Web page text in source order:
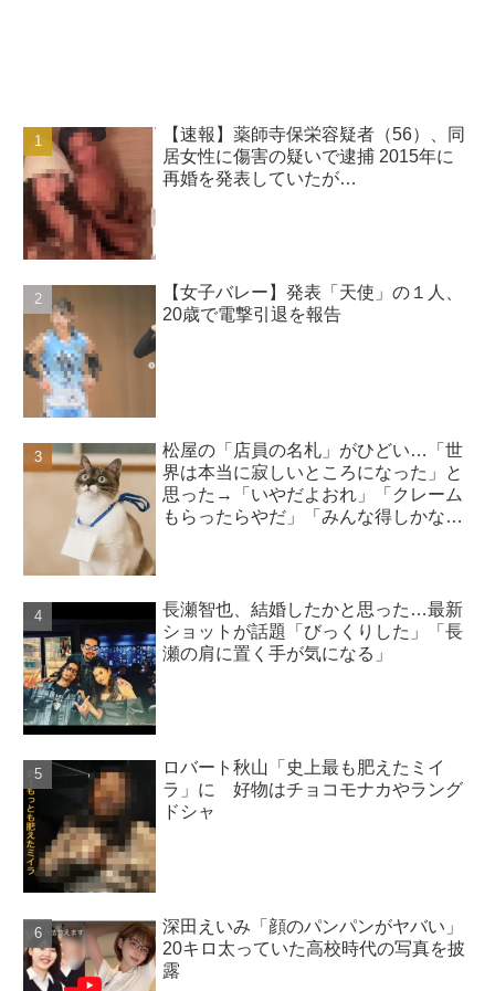
【速報】薬師寺保栄容疑者（56）、同
居女性に傷害の疑いで逮捕 2015年に
再婚を発表していたが…
【女子バレー】発表「天使」の１人、
20歳で電撃引退を報告
松屋の「店員の名札」がひどい…「世
界は本当に寂しいところになった」と
思った→「いやだよおれ」「クレーム
もらったらやだ」「みんな得しかな
長瀬智也、結婚したかと思った…最新
ショットが話題「びっくりした」「長
瀬の肩に置く手が気になる」
ロバート秋山「史上最も肥えたミイ
ラ」に 好物はチョコモナカやラング
ドシャ
深田えいみ「顔のパンパンがヤバい」
20キロ太っていた高校時代の写真を披
露